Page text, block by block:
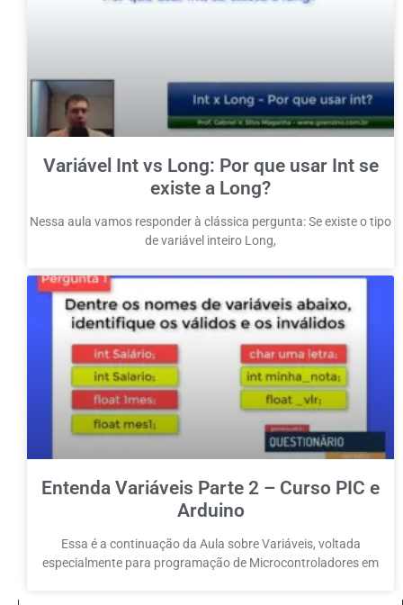
Variável Int vs Long: Por que usar Int se
existe a Long?
Nessa aula vamos responder à clássica pergunta: Se existe o tipo
de variável inteiro Long,
Entenda Variáveis Parte 2 – Curso PIC e
Arduino
Essa é a continuação da Aula sobre Variáveis, voltada
especialmente para programação de Microcontroladores em